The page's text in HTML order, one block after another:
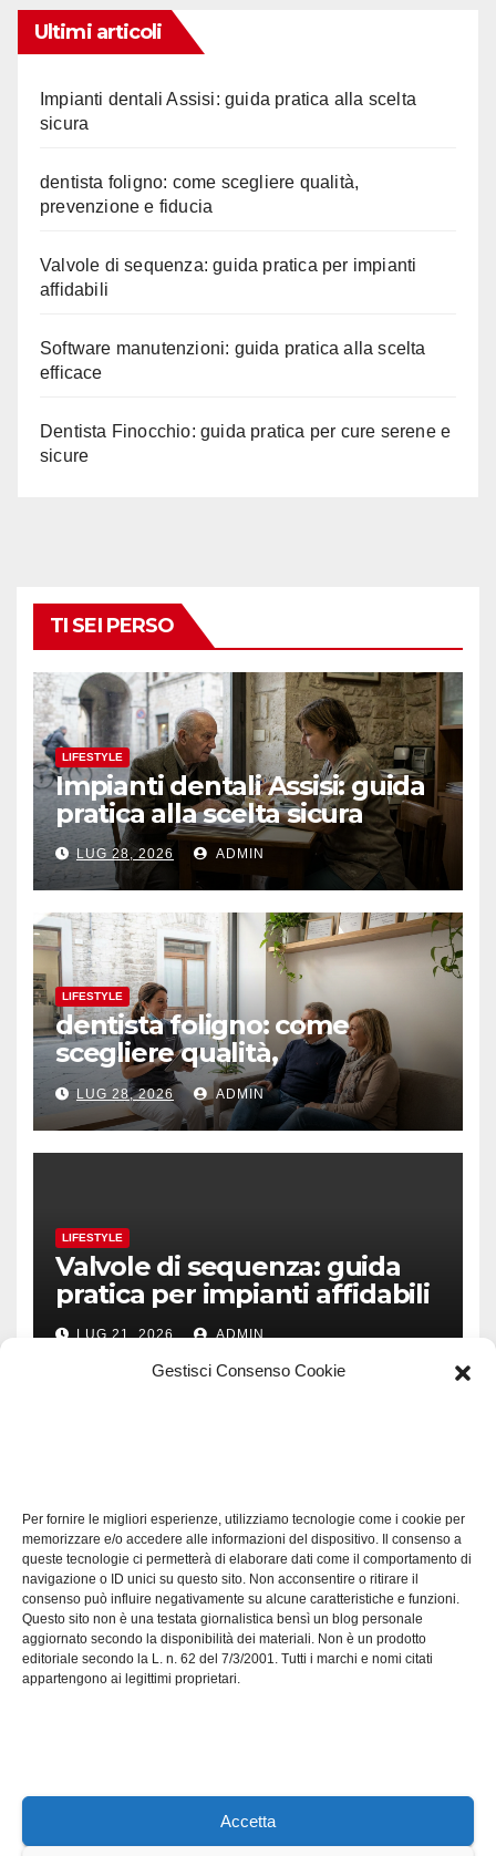
Gestisci Consenso Cookie
Per fornire le migliori esperienze, utilizziamo tecnologie come i cookie per
memorizzare e/o accedere alle informazioni del dispositivo. Il consenso a
queste tecnologie ci permetterà di elaborare dati come il comportamento di
navigazione o ID unici su questo sito. Non acconsentire o ritirare il
consenso può influire negativamente su alcune caratteristiche e funzioni.
Questo sito non è una testata giornalistica bensì un blog personale
aggiornato secondo la disponibilità dei materiali. Non è un prodotto
editoriale secondo la L. n. 62 del 7/3/2001. Tutti i marchi e nomi citati
appartengono ai legittimi proprietari.
Accetta
Ultimi articoli
Impianti dentali Assisi: guida pratica alla scelta
sicura
dentista foligno: come scegliere qualità,
prevenzione e fiducia
Valvole di sequenza: guida pratica per impianti
affidabili
Software manutenzioni: guida pratica alla scelta
efficace
Dentista Finocchio: guida pratica per cure serene e
sicure
TI SEI PERSO
LIFESTYLE
Impianti dentali Assisi: guida
pratica alla scelta sicura
LUG 28, 2026 ADMIN
LIFESTYLE
dentista foligno: come
scegliere qualità,
prevenzione e fiducia
LUG 28, 2026 ADMIN
LIFESTYLE
Valvole di sequenza: guida
pratica per impianti affidabili
LUG 21, 2026 ADMIN
Software manutenzioni:
guida pratica alla scelta
efficace
LUG 17, 2026 ADMIN
Axeleroacademy.it